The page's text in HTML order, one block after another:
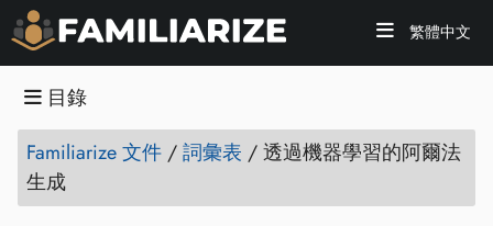
繁體中文
目錄
Familiarize 文件 /詞彙表 /透過機器學習的阿爾法
生成